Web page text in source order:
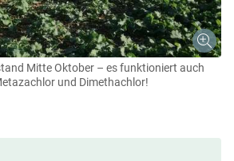
Mitte Oktober – es funktioniert auch
und Dimethachlor!